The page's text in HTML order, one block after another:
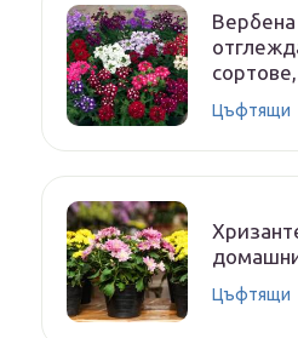
Цъфтящи
Цъфтящи